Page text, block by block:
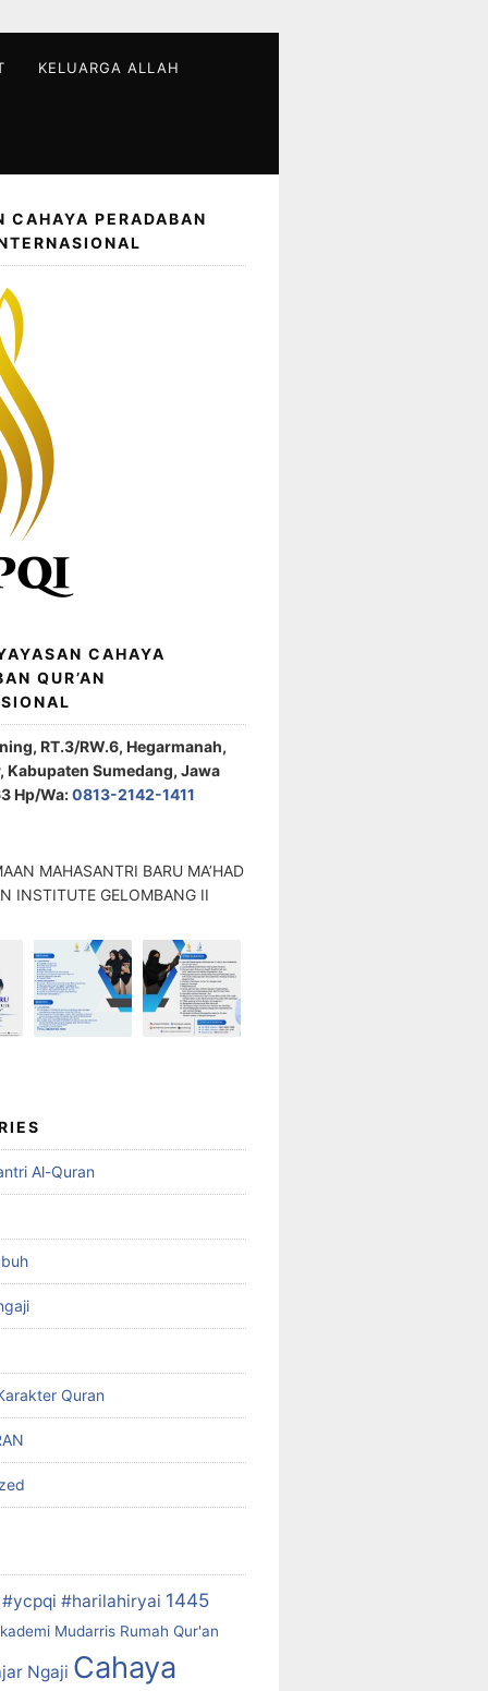
KELUARGA ALLAH
CAHAYA PERADABAN
CAHAYA
QUR’AN
RT.3/RW.6, Hegarmanah,
Kabupaten Sumedang, Jawa
Hp/Wa:0813-2142-1411
Al-Quran
Quran
#harilahiryai 1445
Mudarris Rumah Qur'an
Ngaji Cahaya